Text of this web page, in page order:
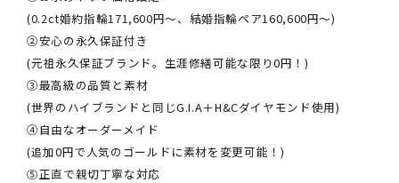
(0.2ct婚約指輪171,600円～、結婚指輪ペア160,600円～)
②安心の永久保証付き
(元祖永久保証ブランド。生涯修繕可能な限り0円！)
③最高級の品質と素材
(世界のハイブランドと同じG.I.A＋H&Cダイヤモンド使用)
④自由なオーダーメイド
(追加0円で人気のゴールドに素材を変更可能！)
⑤正直で親切丁寧な対応